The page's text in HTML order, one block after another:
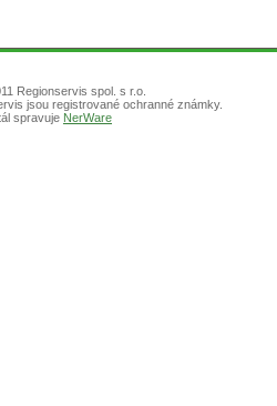
Regionservis spol. s r.o.
jsou registrované ochranné známky.
spravuje NerWare